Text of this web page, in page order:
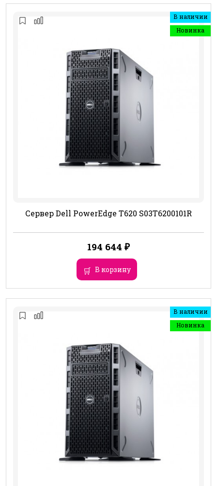
В наличии
Новинка
Сервер Dell PowerEdge T620 S03T6200101R
194 644 ₽
В корзину
В наличии
Новинка